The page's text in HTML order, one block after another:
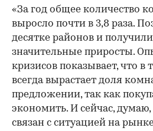
«За год общее количество
выросло почти в 3,8 раза.
десятке районов и
значительные приросты.
кризисов показывает, что в
всегда вырастает доля
предложении, так как
экономить. И сейчас,
связан с ситуацией на